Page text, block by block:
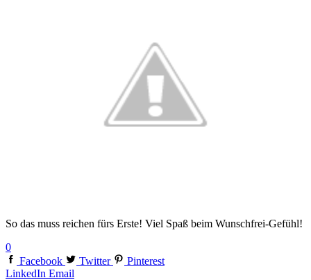
So das muss reichen fürs Erste! Viel Spaß beim Wunschfrei-Gefühl!
0
Facebook
Twitter
Pinterest
LinkedIn Email